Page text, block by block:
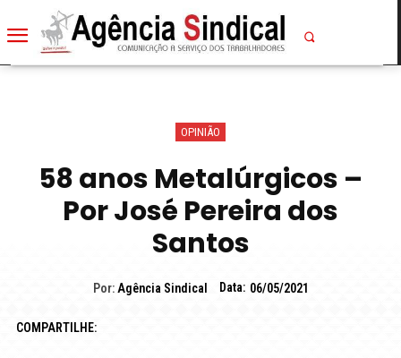
OPINIÃO
58 anos Metalúrgicos –
Por José Pereira dos
Santos
Por: Agência Sindical Data: 06/05/2021
COMPARTILHE: